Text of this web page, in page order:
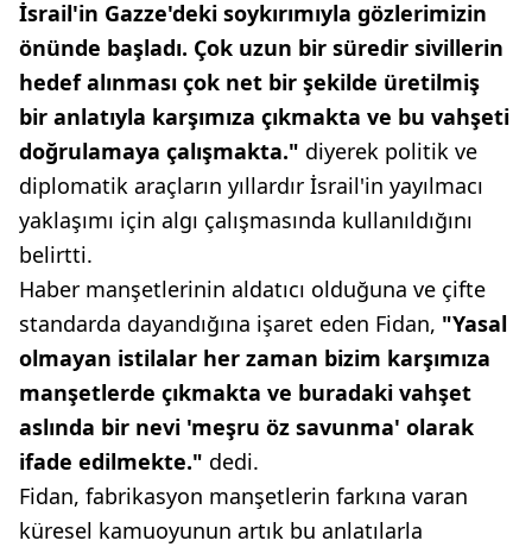
İsrail'in Gazze'deki soykırımıyla gözlerimizin
önünde başladı. Çok uzun bir süredir sivillerin
hedef alınması çok net bir şekilde üretilmiş
bir anlatıyla karşımıza çıkmakta ve bu vahşeti
doğrulamaya çalışmakta." diyerek politik ve
diplomatik araçların yıllardır İsrail'in yayılmacı
yaklaşımı için algı çalışmasında kullanıldığını
belirtti.
Haber manşetlerinin aldatıcı olduğuna ve çifte
standarda dayandığına işaret eden Fidan, "Yasal
olmayan istilalar her zaman bizim karşımıza
manşetlerde çıkmakta ve buradaki vahşet
aslında bir nevi 'meşru öz savunma' olarak
ifade edilmekte." dedi.
Fidan, fabrikasyon manşetlerin farkına varan
küresel kamuoyunun artık bu anlatılarla